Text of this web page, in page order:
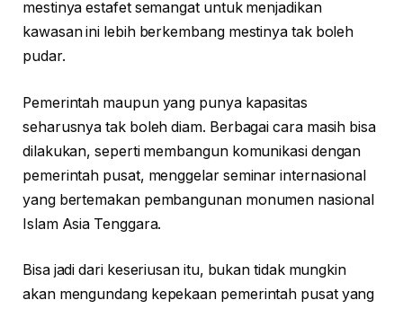
mestinya estafet semangat untuk menjadikan
kawasan ini lebih berkembang mestinya tak boleh
pudar.
Pemerintah maupun yang punya kapasitas
seharusnya tak boleh diam. Berbagai cara masih bisa
dilakukan, seperti membangun komunikasi dengan
pemerintah pusat, menggelar seminar internasional
yang bertemakan pembangunan monumen nasional
Islam Asia Tenggara.
Bisa jadi dari keseriusan itu, bukan tidak mungkin
akan mengundang kepekaan pemerintah pusat yang